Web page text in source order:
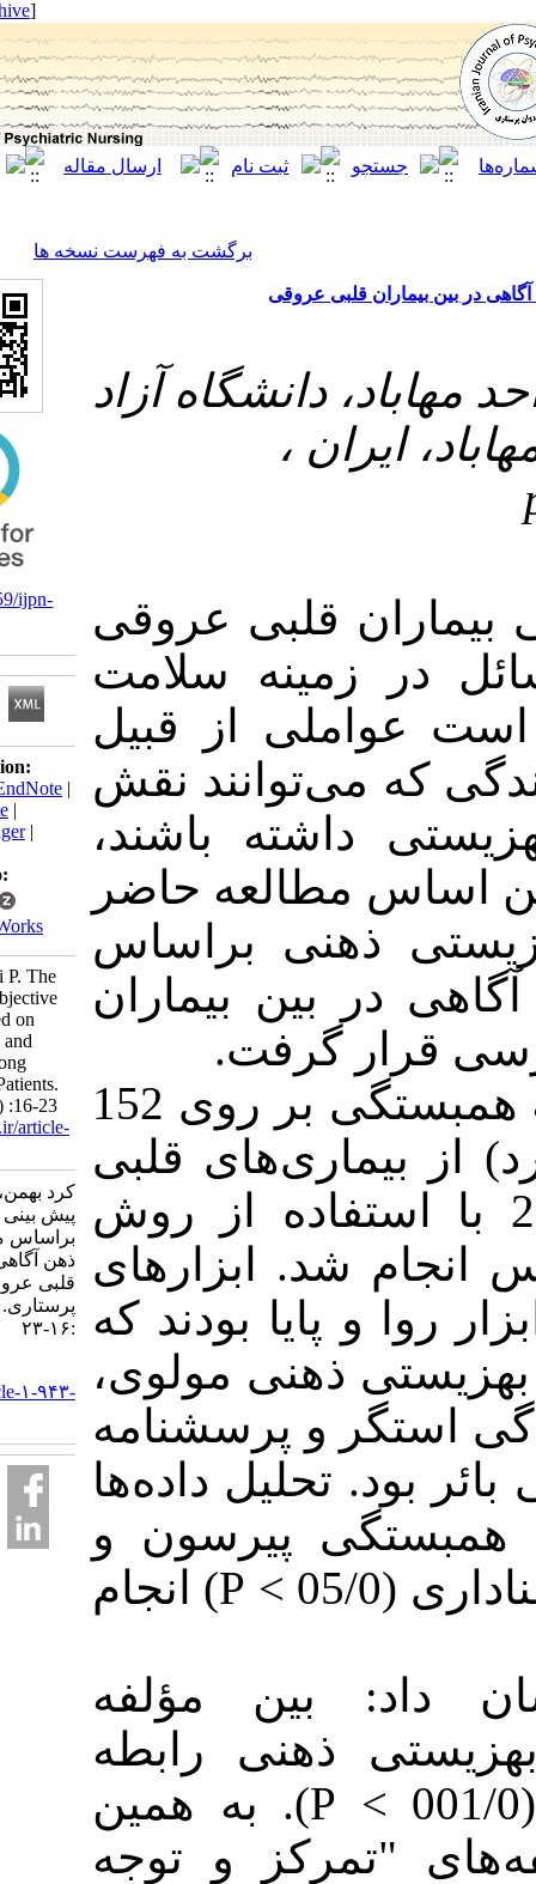
[ English ]
برگشت به فهرست نسخه ها
قلبی عروقی
دانشگاه آزاد
،
قلبی عروقی
زمینه سلامت
از قبیل
می‌توانند نقش
باشند،
مطالعه حاضر
ذهنی براساس
بین بیماران
گرفت.
روش کار: این مطالعه همبستگی بر روی 152
مرد) از بیماری‌های قلبی
2016 با استفاده از روش
شد. ابزارهای
پایا بودند که
ذهنی مولوی،
و پرسشنامه
تحلیل داده‌ها
پیرسون و
رگرسیون در سطح معناداری (05/0 > P) انجام
بین مؤلفه
ذهنی رابطه
معناداری وجود دارد (001/0 > P). به همین
و توجه
05063
Download citation:
BibTeX | RIS |EndNote
Medlars
ProCite
Reference Manager|
Mendeley
Zotero
RefWorks
Kord B, Rahbari P. The
Prediction of Subjective
Well-being Based on
Meaning of Life and
Mindfulness among
Cardiovascular Patients.
IJPN 2018; 5 (6) :16-23
URL:http://ijpn.ir/article-
کرد بهمن، رهبری پروانه.
پیش بینی بهزیستی ذهنی
براساس معنای زندگی و
ذهن آگاهی در بین بیماران
قلبی عروقی . روان
پرستاری. ۱۳۹۶; ۵ (۶)
:۱۶-۲۳
http://ijpn.ir/article-۱-۹۴۳-